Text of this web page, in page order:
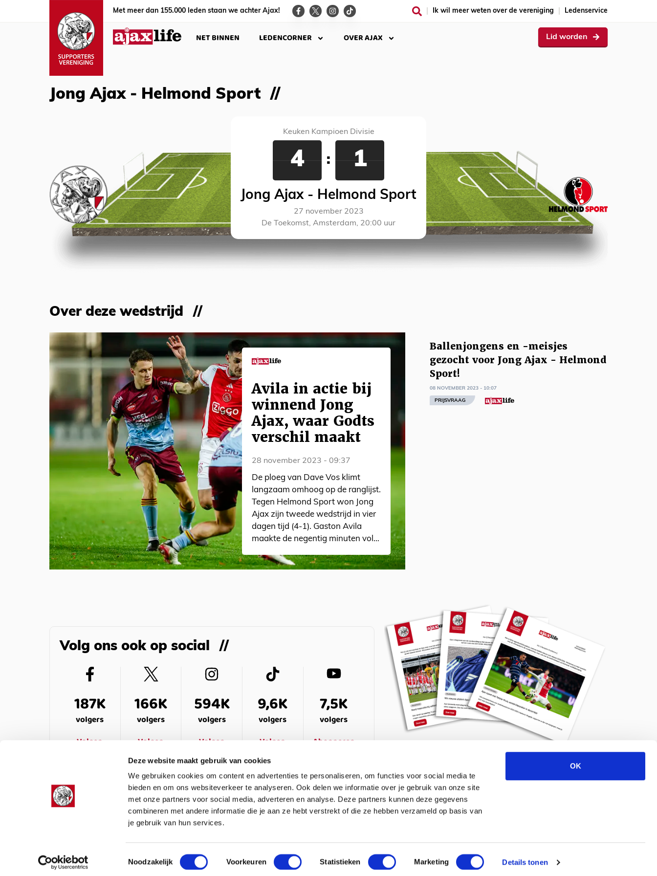
Deze website maakt gebruik van cookies
We gebruiken cookies om content en advertenties te personaliseren, om functies voor social media te
bieden en om ons websiteverkeer te analyseren. Ook delen we informatie over je gebruik van onze site
met onze partners voor social media, adverteren en analyse. Deze partners kunnen deze gegevens
combineren met andere informatie die je aan ze hebt verstrekt of die ze hebben verzameld op basis van
je gebruik van hun services.
Toestemmingsselectie
Noodzakelijk Voorkeuren Statistieken Marketing Details tonen
OK
Met meer dan 155.000 leden staan we achter Ajax! Ik wil meer weten over de vereniging Ledenservice
NET BINNEN LEDENCORNER OVER AJAX Lid worden
Jong Ajax - Helmond Sport
Keuken Kampioen Divisie
4 : 1
Jong Ajax - Helmond Sport
27 november 2023
De Toekomst, Amsterdam, 20:00 uur
Over deze wedstrijd
Avila in actie bij
winnend Jong
Ajax, waar Godts
verschil maakt
28 november 2023 - 09:37
De ploeg van Dave Vos klimt
langzaam omhoog op de ranglijst.
Tegen Helmond Sport won Jong
Ajax zijn tweede wedstrijd in vier
dagen tijd (4-1). Gaston Avila
maakte de negentig minuten vol,
belangrijk was voor de talenten.
Ballenjongens en -meisjes
gezocht voor Jong Ajax - Helmond
Sport!
08 NOVEMBER 2023 - 10:07
PRIJSVRAAG
Volg ons ook op social
187K
volgers
Volgen
166K
volgers
Volgen
594K
volgers
Volgen
9,6K
volgers
Volgen
7,5K
volgers
Abonneren
Meld je aan voor de nieuwsbrief
OVER ONS VEELGESTELDE VRAGEN
Colofon Cookies Algemene voorwaarden © 2026 ajaxlife.nl – Powered by TRES